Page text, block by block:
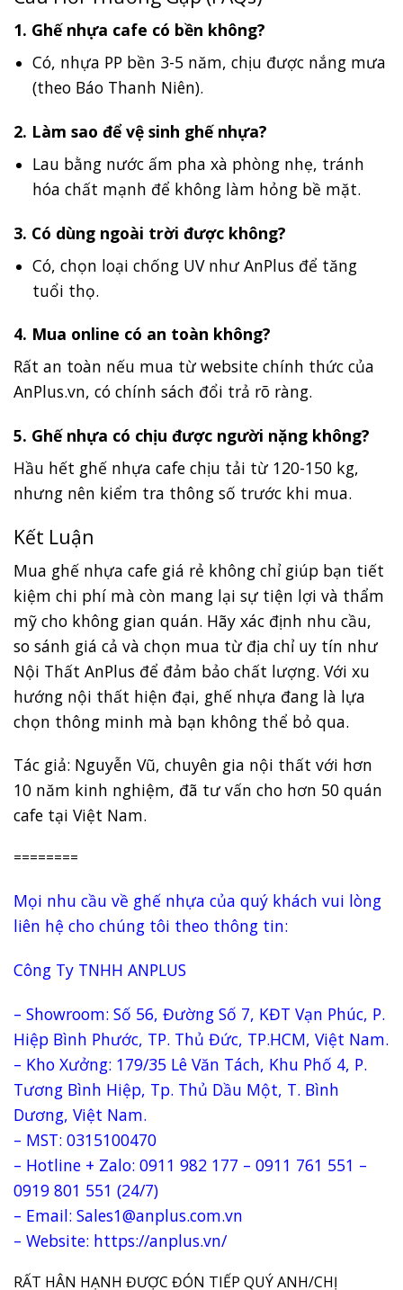
1. Ghế nhựa cafe có bền không?
Có, nhựa PP bền 3-5 năm, chịu được nắng mưa
(theo Báo Thanh Niên).
2. Làm sao để vệ sinh ghế nhựa?
Lau bằng nước ấm pha xà phòng nhẹ, tránh
hóa chất mạnh để không làm hỏng bề mặt.
3. Có dùng ngoài trời được không?
Có, chọn loại chống UV như AnPlus để tăng
tuổi thọ.
4. Mua online có an toàn không?
Rất an toàn nếu mua từ website chính thức của
AnPlus.vn, có chính sách đổi trả rõ ràng.
5. Ghế nhựa có chịu được người nặng không?
Hầu hết ghế nhựa cafe chịu tải từ 120-150 kg,
nhưng nên kiểm tra thông số trước khi mua.
Kết Luận
Mua ghế nhựa cafe giá rẻ không chỉ giúp bạn tiết
kiệm chi phí mà còn mang lại sự tiện lợi và thẩm
mỹ cho không gian quán. Hãy xác định nhu cầu,
so sánh giá cả và chọn mua từ địa chỉ uy tín như
Nội Thất AnPlus để đảm bảo chất lượng. Với xu
hướng nội thất hiện đại, ghế nhựa đang là lựa
chọn thông minh mà bạn không thể bỏ qua.
Tác giả: Nguyễn Vũ, chuyên gia nội thất với hơn
10 năm kinh nghiệm, đã tư vấn cho hơn 50 quán
cafe tại Việt Nam.
========
Mọi nhu cầu về ghế nhựa của quý khách vui lòng
liên hệ cho chúng tôi theo thông tin:
Công Ty TNHH ANPLUS
– Showroom: Số 56, Đường Số 7, KĐT Vạn Phúc, P.
Hiệp Bình Phước, TP. Thủ Đức, TP.HCM, Việt Nam.
– Kho Xưởng: 179/35 Lê Văn Tách, Khu Phố 4, P.
Tương Bình Hiệp, Tp. Thủ Dầu Một, T. Bình
Dương, Việt Nam.
– MST: 0315100470
– Hotline + Zalo: 0911 982 177 – 0911 761 551 –
0919 801 551 (24/7)
– Email: Sales1@anplus.com.vn
– Website: https://anplus.vn/
RẤT HÂN HẠNH ĐƯỢC ĐÓN TIẾP QUÝ ANH/CHỊ​